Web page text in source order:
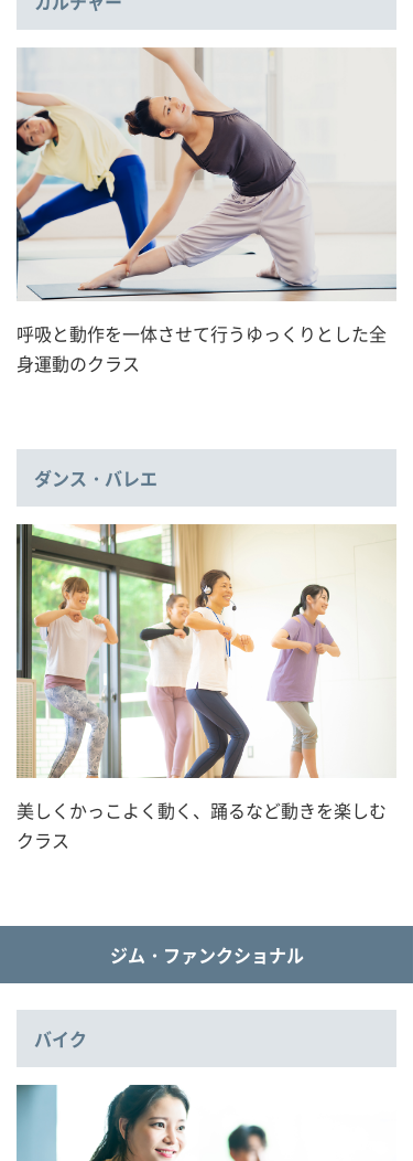
呼吸と動作を一体させて行うゆっくりとした全
身運動のクラス
ダンス・バレエ
美しくかっこよく動く、踊るなど動きを楽しむ
クラス
ジム・ファンクショナル
バイク